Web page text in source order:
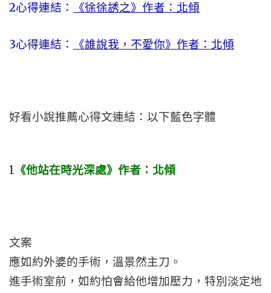
2心得連結： 《徐徐誘之》作者：北傾
3心得連結： 《誰說我，不愛你》作者：北傾
好看小說推薦心得文連結：以下藍色字體
1 《他站在時光深處》作者：北傾
文案
應如約外婆的手術，溫景然主刀。
進手術室前，如約怕會給他增加壓力，特別淡定地